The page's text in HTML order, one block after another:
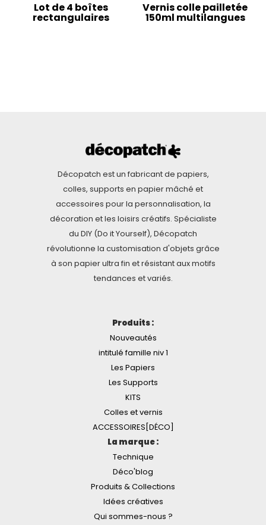
Lot de 4 boîtes
rectangulaires
Vernis colle pailletée
150ml multilangues
Décopatch est un fabricant de papiers,
colles, supports en papier mâché et
accessoires pour la personnalisation, la
décoration et les loisirs créatifs. Spécialiste
du DIY (Do it Yourself), Décopatch
révolutionne la customisation d'objets grâce
à son papier ultra fin et résistant aux motifs
tendances et variés.
Produits :
Nouveautés
intitulé famille niv 1
Les Papiers
Les Supports
KITS
Colles et vernis
ACCESSOIRES[DÉCO]
La marque :
Technique
Déco'blog
Produits & Collections
Idées créatives
Qui sommes-nous ?